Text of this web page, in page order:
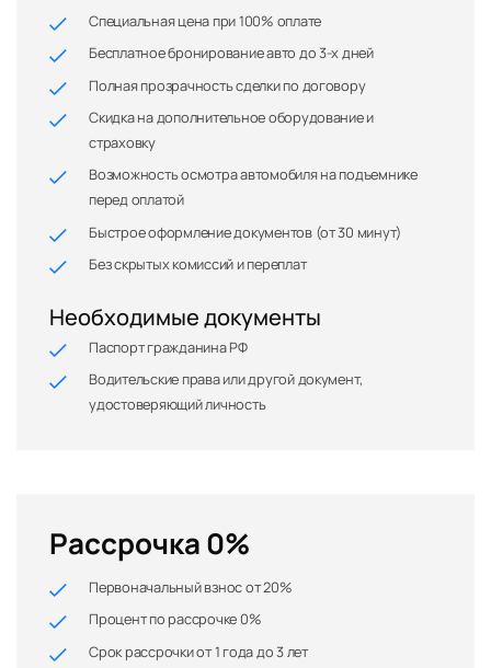
Специальная цена при 100% оплате
Бесплатное бронирование авто до 3-х дней
Полная прозрачность сделки по договору
Скидка на дополнительное оборудование и
страховку
Возможность осмотра автомобиля на подъемнике
перед оплатой
Быстрое оформление документов (от 30 минут)
Без скрытых комиссий и переплат
Необходимые документы
Паспорт гражданина РФ
Водительские права или другой документ,
удостоверяющий личность
Рассрочка 0%
Первоначальный взнос от 20%
Процент по рассрочке 0%
Срок рассрочки от 1 года до 3 лет